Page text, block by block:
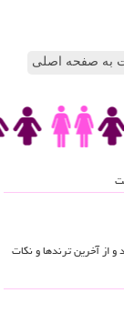
به صفحه اصلی
و از آخرین ترندها و نکات